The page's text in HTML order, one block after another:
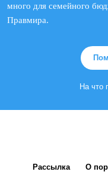
много для семейного
Правмира.
На что
Рассылка О